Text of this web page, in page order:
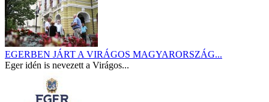
EGERBEN JÁRT A VIRÁGOS MAGYARORSZÁG...
Eger idén is nevezett a Virágos...